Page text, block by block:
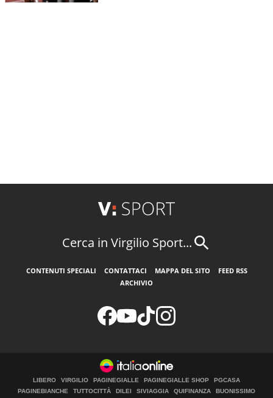
Cerca in Virgilio Sport...
CONTENUTI SPECIALI CONTATTACI MAPPA DEL SITO
FEED RSS
ARCHIVIO
LIBERO VIRGILIO PAGINEGIALLE PAGINEGIALLE SHOP
PGCASA
PAGINEBIANCHE
TUTTOCITTÀ DILEI SIVIAGGIA QUIFINANZA BUONISSIMO